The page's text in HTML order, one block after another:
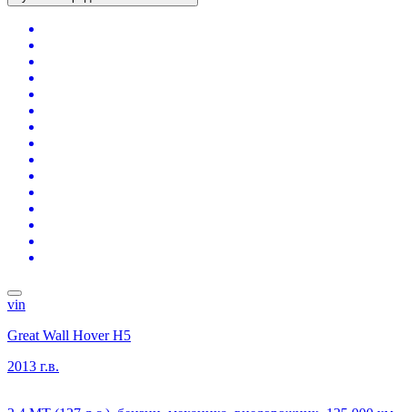
vin
Great Wall Hover H5
2013 г.в.